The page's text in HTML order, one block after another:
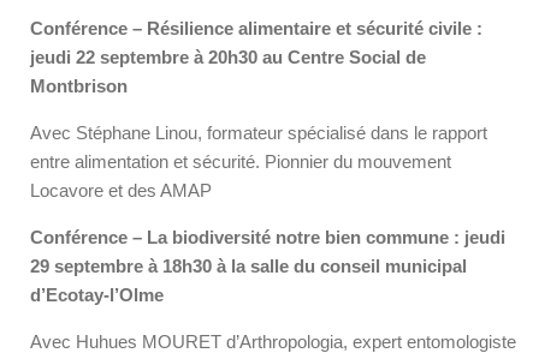
Conférence – Résilience alimentaire et sécurité civile :
jeudi 22 septembre à 20h30 au Centre Social de
Montbrison
Avec Stéphane Linou, formateur spécialisé dans le rapport
entre alimentation et sécurité. Pionnier du mouvement
Locavore et des AMAP
Conférence – La biodiversité notre bien commune : jeudi
29 septembre à 18h30 à la salle du conseil municipal
d’Ecotay-l’Olme
Avec Huhues MOURET d’Arthropologia, expert entomologiste